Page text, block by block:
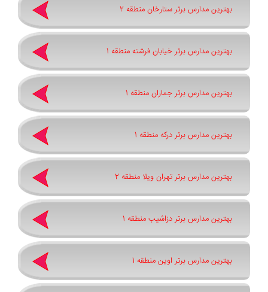
بهترین مدارس برتر ستارخان منطقه 2
بهترین مدارس برتر خیابان فرشته منطقه 1
بهترین مدارس برتر جماران منطقه 1
بهترین مدارس برتر درکه منطقه 1
بهترین مدارس برتر تهران ویلا منطقه 2
بهترین مدارس برتر دزاشیب منطقه 1
بهترین مدارس برتر اوین منطقه 1